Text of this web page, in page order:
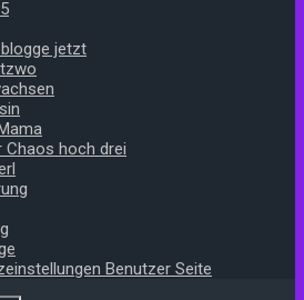
jetzt
Chaos hoch drei
Benutzer Seite